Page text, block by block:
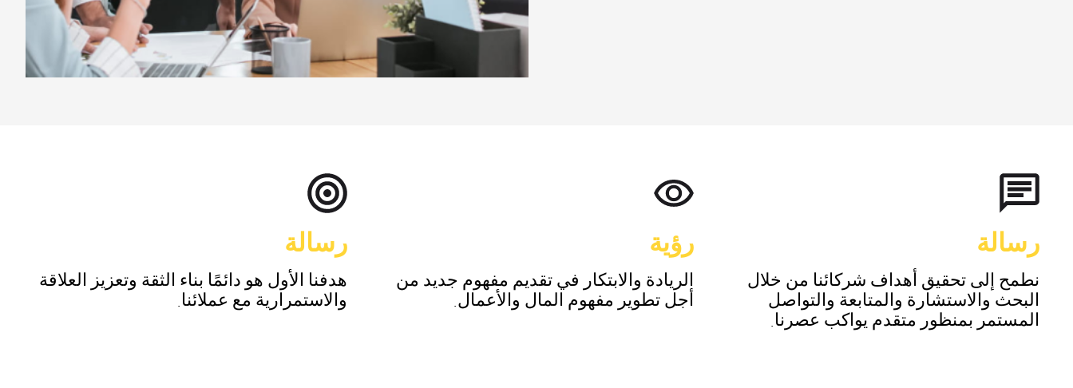
رسالة
نطمح إلى تحقيق أهداف شركائنا من خلال
البحث والاستشارة والمتابعة والتواصل
المستمر بمنظور متقدم يواكب عصرنا.
رؤية
الريادة والابتكار في تقديم مفهوم جديد من
أجل تطوير مفهوم المال والأعمال.
رسالة
هدفنا الأول هو دائمًا بناء الثقة وتعزيز العلاقة
والاستمرارية مع عملائنا.